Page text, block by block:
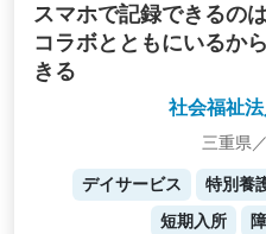
スマホで記録できるの
コラボとともにいるか
きる
社会福祉
三重県
デイサービス 特別養
短期入所